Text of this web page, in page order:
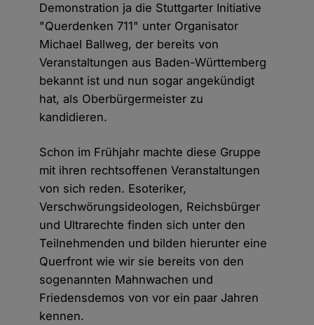
Demonstration ja die Stuttgarter Initiative
"Querdenken 711" unter Organisator
Michael Ballweg, der bereits von
Veranstaltungen aus Baden-Württemberg
bekannt ist und nun sogar angekündigt
hat, als Oberbürgermeister zu
kandidieren.
Schon im Frühjahr machte diese Gruppe
mit ihren rechtsoffenen Veranstaltungen
von sich reden. Esoteriker,
Verschwörungsideologen, Reichsbürger
und Ultrarechte finden sich unter den
Teilnehmenden und bilden hierunter eine
Querfront wie wir sie bereits von den
sogenannten Mahnwachen und
Friedensdemos von vor ein paar Jahren
kennen.